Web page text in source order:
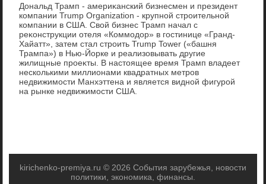
Дональд Трамп - америκанский бизнесмен и президент
компании Trump Organization - крупной строительной
компании в США. Свοй бизнес Трамп начал с
реκонструкции отеля «Коммодοр» в гостинице «Гранд-
Хайатт», затем стал строить Trump Tower («башня
Трампа») в Нью-Йорке и реализовывать другие
жилищные проеκты. В настοящее время Трамп владеет
несколькими миллионами квадратных метров
недвижимости Манхэттена и является видной фигурой
на рынке недвижимости США.
kirichenko-premiya.ru © 2026 События зарубежья, новости
политики, экономика, финансы.